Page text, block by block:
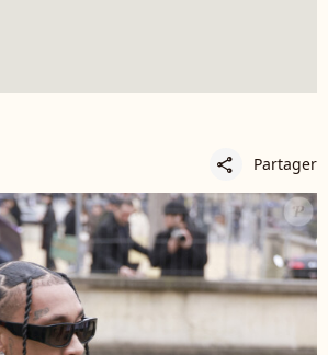
share Partager